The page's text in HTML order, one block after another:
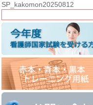
SP_kakomon20250812